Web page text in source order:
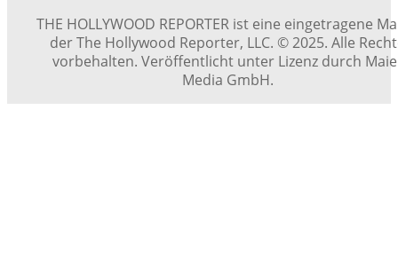
THE HOLLYWOOD REPORTER ist eine eingetragene
der The Hollywood Reporter, LLC. © 2025. Alle
vorbehalten. Veröffentlicht unter Lizenz durch
Media GmbH.